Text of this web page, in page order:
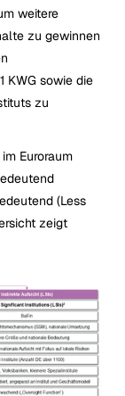
weitere
zu gewinnen
KWG sowie die
zu
Euroraum
(Less
zeigt